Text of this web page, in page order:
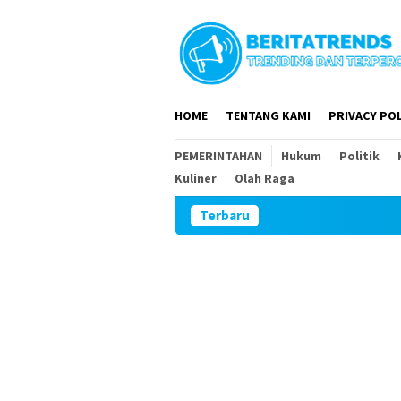
HOME TENTANG KAMI PRIVACY
PEMERINTAHAN Hukum Politik
Kuliner
Olah Raga
Terbaru